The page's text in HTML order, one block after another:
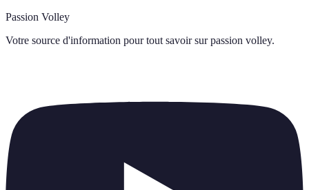
Passion Volley
Votre source d'information pour tout savoir sur passion volley.